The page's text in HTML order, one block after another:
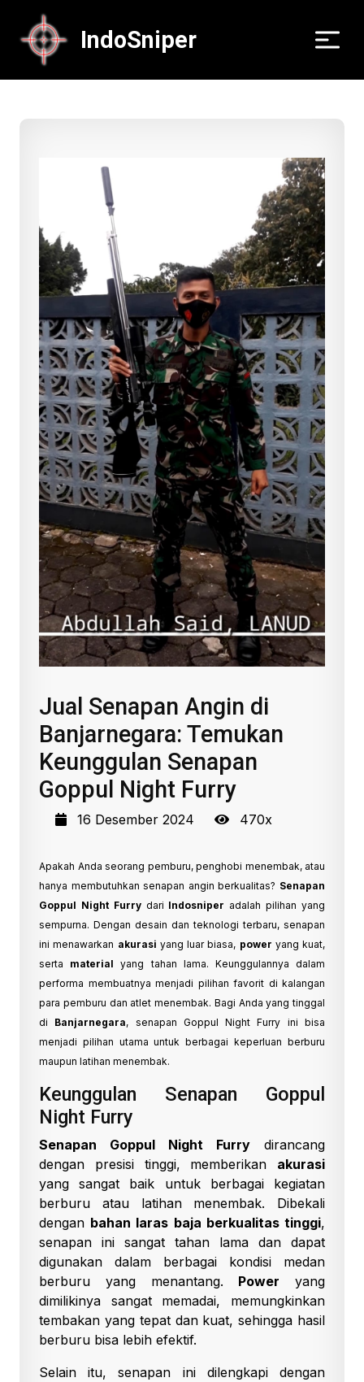
IndoSniper
Jual Senapan Angin di
Banjarnegara: Temukan
Keunggulan Senapan
Goppul Night Furry
16 Desember 2024 470x
Apakah Anda seorang pemburu, penghobi menembak, atau
hanya membutuhkan senapan angin berkualitas? Senapan
Goppul Night Furrydari Indosniper adalah pilihan yang
sempurna. Dengan desain dan teknologi terbaru, senapan
ini menawarkan akurasi yang luar biasa, power yang kuat,
serta material yang tahan lama. Keunggulannya dalam
performa membuatnya menjadi pilihan favorit di kalangan
para pemburu dan atlet menembak. Bagi Anda yang tinggal
di Banjarnegara, senapan Goppul Night Furry ini bisa
menjadi pilihan utama untuk berbagai keperluan berburu
maupun latihan menembak.
Keunggulan Senapan Goppul
Night Furry
Senapan Goppul Night Furry dirancang
dengan presisi tinggi, memberikan akurasi
yang sangat baik untuk berbagai kegiatan
berburu atau latihan menembak. Dibekali
dengan bahan laras baja berkualitas tinggi,
senapan ini sangat tahan lama dan dapat
digunakan dalam berbagai kondisi medan
berburu yang menantang. Power yang
dimilikinya sangat memadai, memungkinkan
tembakan yang tepat dan kuat, sehingga hasil
berburu bisa lebih efektif.
Selain itu, senapan ini dilengkapi dengan